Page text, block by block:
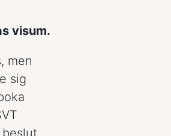
visum.
men
sig